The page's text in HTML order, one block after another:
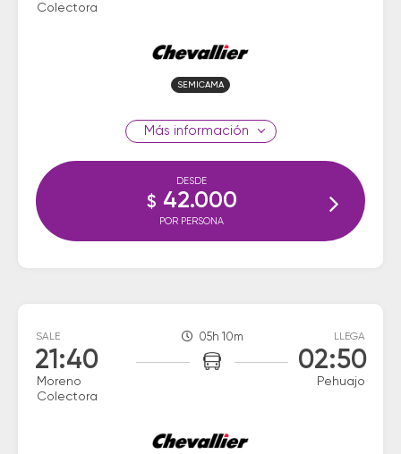
Colectora
SEMICAMA
información
DESDE
$ 42.000
POR PERSONA
SALE
21:40
Moreno
Colectora
05h 10m LLEGA
02:50
Pehuajo